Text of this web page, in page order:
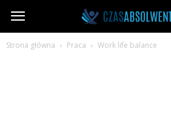
CzasAbsolwenta.pl
Strona główna Praca Work life balance